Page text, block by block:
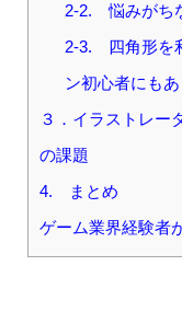
2-2. 悩みがち
2-3. 四角形を
ン初心者にも
３．イラストレー
の課題
4. まとめ
ゲーム業界経験者